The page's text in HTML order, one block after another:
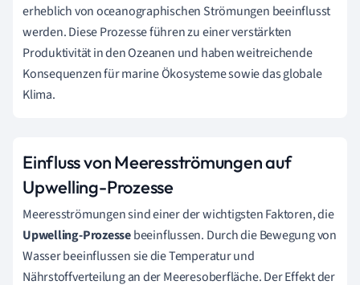
erheblich von oceanographischen Strömungen beeinflusst
werden. Diese Prozesse führen zu einer verstärkten
Produktivität in den Ozeanen und haben weitreichende
Konsequenzen für marine Ökosysteme sowie das globale
Klima.
Einfluss von Meeresströmungen auf
Upwelling-Prozesse
Meeresströmungen sind einer der wichtigsten Faktoren, die
Upwelling-Prozessebeeinflussen. Durch die Bewegung von
Wasser beeinflussen sie die Temperatur und
Nährstoffverteilung an der Meeresoberfläche. Der Effekt der